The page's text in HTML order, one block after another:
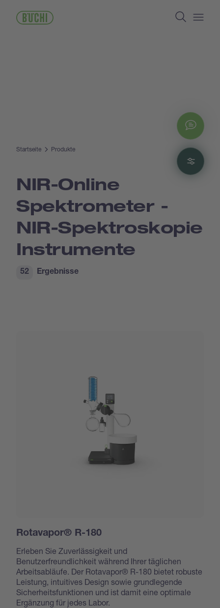
Inhalt
Search
Startseite Produkte
NIR-Online
Spektrometer -
NIR-Spektroskopie
Instrumente
Ergebnisse
52
Rotavapor® R-180
Erleben Sie Zuverlässigkeit und
Benutzerfreundlichkeit während Ihrer täglichen
Arbeitsabläufe. Der Rotavapor® R-180 bietet robuste
Leistung, intuitives Design sowie grundlegende
Sicherheitsfunktionen und ist damit eine optimale
Ergänzung für jedes Labor.